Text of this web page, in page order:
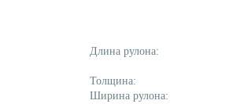
Длина рулона:
Толщина:
Ширина рулона: